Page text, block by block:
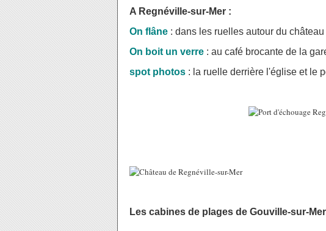
A Regnéville-sur-Mer :
On flâne : dans les ruelles autour du
On boit un verre : au café brocante de la
spot photos : la ruelle derrière l'église et le
Les cabines de plages de Gouville-sur-Mer